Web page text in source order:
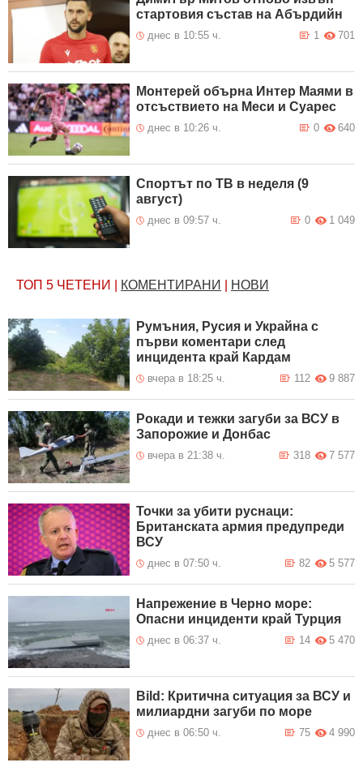
стартовия състав на Абърдийн
днес в 10:55 ч. 701
1
Монтерей обърна Интер Маями в
отсъствието на Меси и Суарес
днес в 10:26 ч. 640
0
Спортът по ТВ в неделя (9
август)
днес в 09:57 ч. 1 049
0
ТОП 5 ЧЕТЕНИ КОМЕНТИРАНИ НОВИ
Румъния, Русия и Украйна с
първи коментари след
инцидента край Кардам
вчера в 18:25 ч. 9 887
112
Рокади и тежки загуби за ВСУ в
Запорожие и Донбас
вчера в 21:38 ч. 7 577
318
Точки за убити руснаци:
Британската армия предупреди
ВСУ
днес в 07:50 ч. 5 577
82
Напрежение в Черно море:
Опасни инциденти край Турция
днес в 06:37 ч. 5 470
14
Bild: Критична ситуация за ВСУ и
милиардни загуби по море
днес в 06:50 ч. 4 990
75